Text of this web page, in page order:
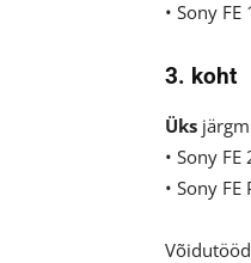
• Sony
3. koht
Üks
• Sony
• Sony